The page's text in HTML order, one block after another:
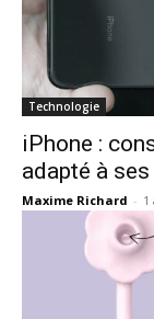
Technologie
iPhone :
adapté à
Maxime Richard - 1